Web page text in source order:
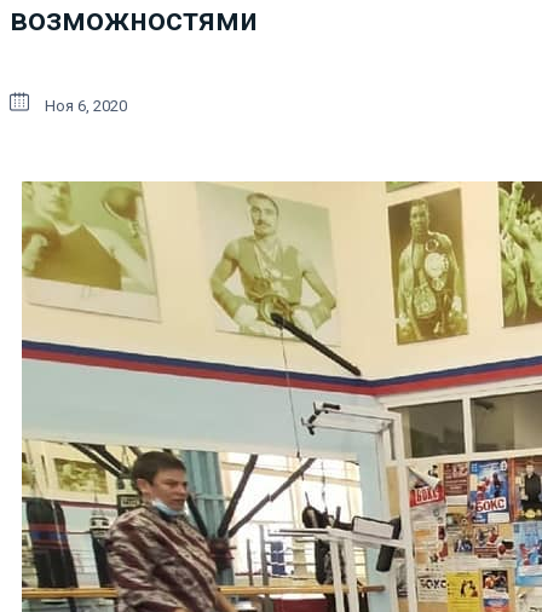
возможностями
Ноя 6, 2020